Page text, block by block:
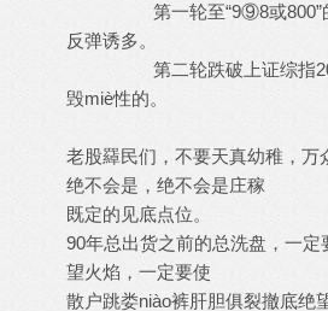
第一轮至“9⑨8或800”的
反弹诱多。
第二轮跌破上证综指200
毁miè性的。
老股羄民们，不要天真幼稚，万
绝不会是，绝不会是庄稼
既定的见底点位。
90年总出货之前的总洗盘，一
望火焰，一定要使
散户跳娄niào裤肝胆俱裂撤底绝